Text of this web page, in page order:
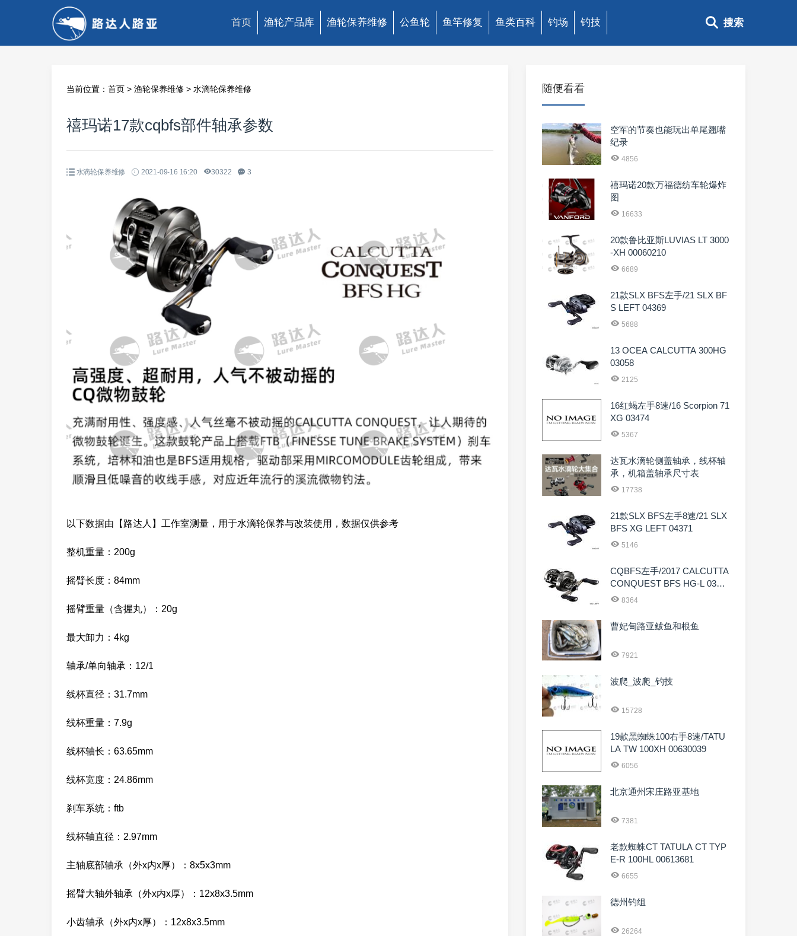
首页 渔轮产品库 渔轮保养维修 公鱼轮 鱼竿修复 鱼类百科 钓场 钓技 搜索
当前位置： 首页 > 渔轮保养维修 > 水滴轮保养维修
禧玛诺17款cqbfs部件轴承参数
水滴轮保养维修 2021-09-16 16:20 30322 3
以下数据由【路达人】工作室测量，用于水滴轮保养与改装使用，数据仅供参考
整机重量：200g
摇臂长度：84mm
摇臂重量（含握丸）：20g
最大卸力：4kg
轴承/单向轴承：12/1
线杯直径：31.7mm
线杯重量：7.9g
线杯轴长：63.65mm
线杯宽度：24.86mm
刹车系统：ftb
线杯轴直径：2.97mm
主轴底部轴承（外x内x厚）：8x5x3mm
摇臂大轴外轴承（外x内x厚）：12x8x3.5mm
小齿轴承（外x内x厚）：12x8x3.5mm
随便看看
空军的节奏也能玩出单尾翘嘴
纪录
4856
禧玛诺20款万福德纺车轮爆炸
图
16633
20款鲁比亚斯LUVIAS LT 3000
-XH 00060210
6689
21款SLX BFS左手/21 SLX BF
S LEFT 04369
5688
13 OCEA CALCUTTA 300HG
03058
2125
16红蝎左手8速/16 Scorpion 71
XG 03474
5367
达瓦水滴轮侧盖轴承，线杯轴
承，机箱盖轴承尺寸表
17738
21款SLX BFS左手8速/21 SLX
BFS XG LEFT 04371
5146
CQBFS左手/2017 CALCUTTA
CONQUEST BFS HG-L 0367
6
8364
曹妃甸路亚鲅鱼和根鱼
7921
波爬_波爬_钓技
15728
19款黑蜘蛛100右手8速/TATU
LA TW 100XH 00630039
6056
北京通州宋庄路亚基地
7381
老款蜘蛛CT TATULA CT TYP
E-R 100HL 00613681
6655
德州钓组
26264